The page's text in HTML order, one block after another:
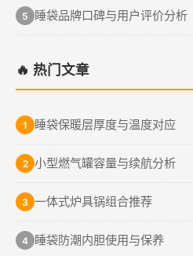
5 睡袋品牌口碑与用户评价分析
🔥 热门文章
1 睡袋保暖层厚度与温度对应
2 小型燃气罐容量与续航分析
3 一体式炉具锅组合推荐
4 睡袋防潮内胆使用与保养